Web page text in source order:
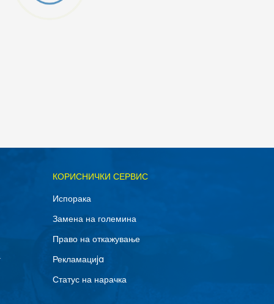
КОРИСНИЧКИ СЕРВИС
Испорака
Замена на големина
Право на откажување
Рекламациja
Статус на нарачка